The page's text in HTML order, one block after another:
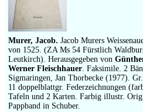
Murer, Jacob. Jacob Murers
von 1525. (ZA Ms 54 Fürstlich
Leutkirch). Herausgegeben von
Werner Fleischhauer. Faksimile. 2
Sigmaringen, Jan Thorbecke (1977).
11 doppelblattgr. Federzeichnungen
Tafeln und 2 Karten. Farbig illustr.
Pappband in Schuber.